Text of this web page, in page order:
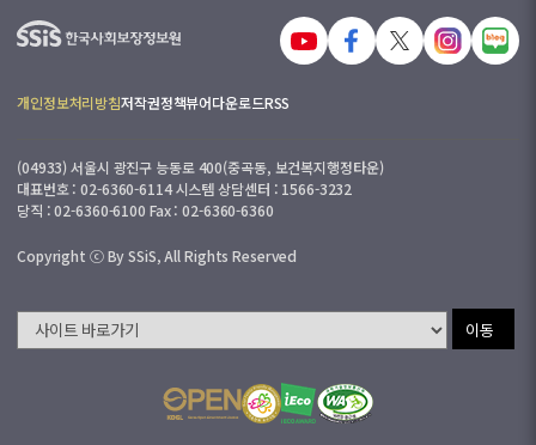
개인정보처리방침저작권정책뷰어다운로드RSS
(04933) 서울시 광진구 능동로 400(중곡동, 보건복지행정타운)
대표번호 : 02-6360-6114 시스템 상담센터 : 1566-3232
당직 : 02-6360-6100 Fax : 02-6360-6360
Copyright ⓒ By SSiS, All Rights Reserved
이동